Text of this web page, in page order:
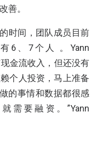
善。
时间，团队成员目前
6、7个人 。Yann
金流收入，但还没有
个人投资，马上准备
的事情和数据都很感
需要融资。”Yann